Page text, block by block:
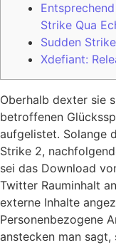
Strike Qua
Sudden
Xdefiant:
Oberhalb dexter sie
betroffenen
aufgelistet. Solange
Strike 2,
sei das Download
Twitter Rauminhalt
externe Inhalte
Personenbezogene
anstecken man sagt,